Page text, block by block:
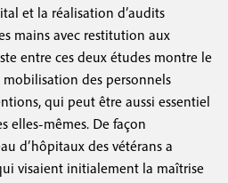
et la réalisation d’audits
mains avec restitution aux
entre ces deux études montre le
des personnels
qui peut être aussi essentiel
elles-mêmes. De façon
d’hôpitaux des vétérans a
visaient initialement la maîtrise